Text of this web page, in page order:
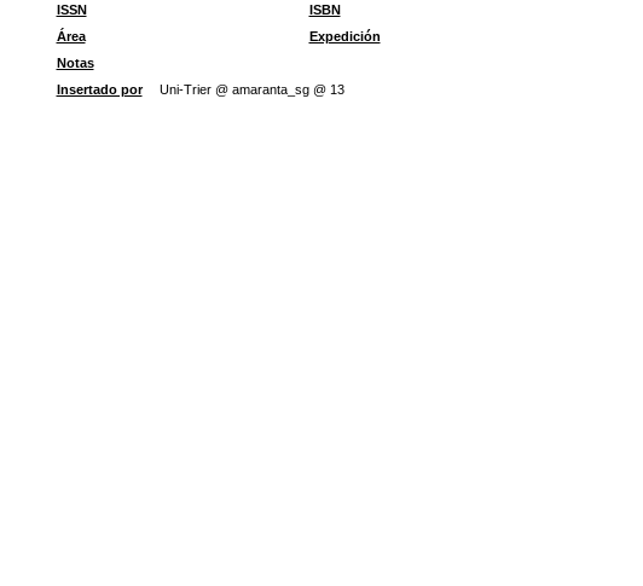
ISSN ISBN
Área
Expedición
Notas
Insertado por
Uni-Trier @ amaranta_sg @ 13